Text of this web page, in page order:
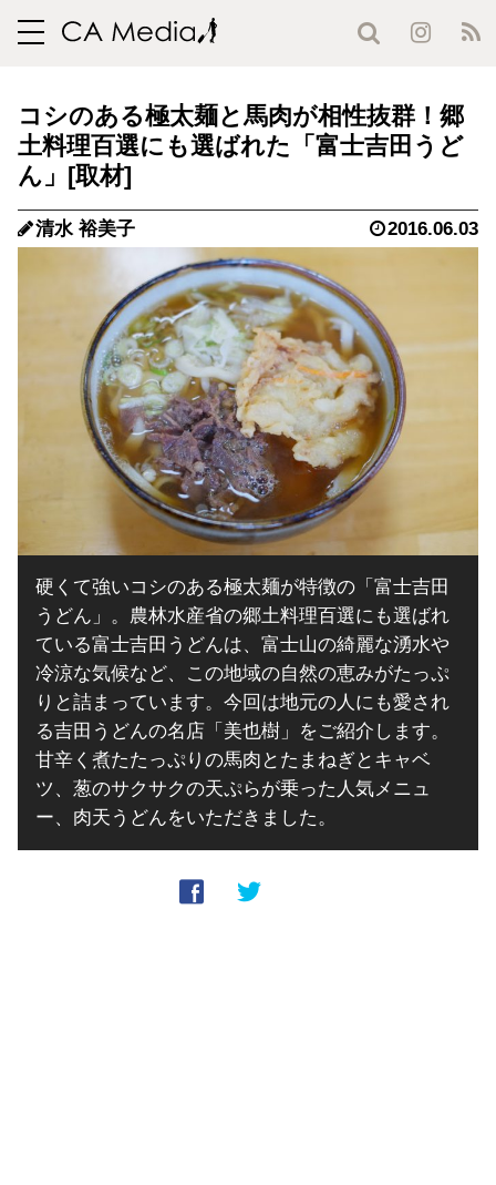
toggle
コシのある極太麺と馬肉が相性抜群！郷
土料理百選にも選ばれた「富士吉田うど
ん」
清水 裕美子 2016.06.03
硬くて強いコシのある極太麺が特徴の「富士吉田
うどん」。農林水産省の郷土料理百選にも選ばれ
ている富士吉田うどんは、富士山の綺麗な湧水や
冷涼な気候など、この地域の自然の恵みがたっぷ
りと詰まっています。今回は地元の人にも愛され
る吉田うどんの名店「美也樹」をご紹介します。
甘辛く煮たたっぷりの馬肉とたまねぎとキャベ
ツ、葱のサクサクの天ぷらが乗った人気メニュ
ー、肉天うどんをいただきました。